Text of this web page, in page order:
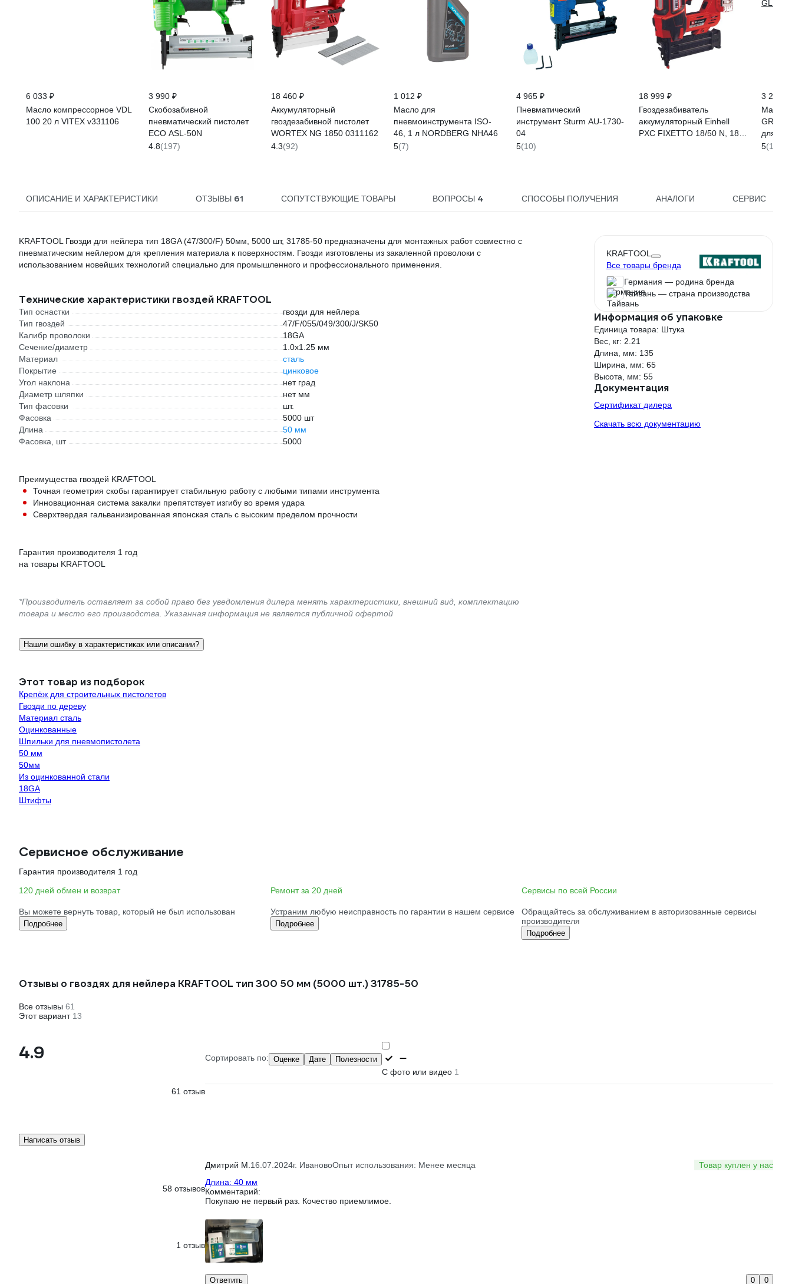
6 033 ₽
Масло компрессорное VDL
100 20 л VITEX v331106
3 990 ₽
Скобозабивной
пневматический пистолет
ECO ASL-50N
4.8(197)
18 460 ₽
Аккумуляторный
гвоздезабивной пистолет
WORTEX NG 1850 0311162
4.3(92)
1 012 ₽
Масло для
пневмоинструмента ISO-
46, 1 л NORDBERG NHA46
5(7)
4 965 ₽
Пневматический
инструмент Sturm AU-1730-
04
5(10)
18 999 ₽
Гвоздезабиватель
аккумуляторный Einhell
PXC FIXETTO 18/50 N, 18
3 278 ₽
Масло
для
5(1)
ОПИСАНИЕ И ХАРАКТЕРИСТИКИ ОТЗЫВЫ 61 СОПУТСТВУЮЩИЕ ТОВАРЫ ВОПРОСЫ 4 СПОСОБЫ ПОЛУЧЕНИЯ АНАЛОГИ СЕРВИС
KRAFTOOL Гвозди для нейлера тип 18GA (47/300/F) 50мм, 5000 шт, 31785-50 предназначены для монтажных работ совместно с
пневматическим нейлером для крепления материала к поверхностям. Гвозди изготовлены из закаленной проволоки с
использованием новейших технологий специально для промышленного и профессионального применения.
Технические характеристики гвоздей KRAFTOOL
Тип оснастки
гвозди для нейлера
Тип гвоздей
47/F/055/049/300/J/SK50
Калибр проволоки
18GA
Сечение/диаметр
1.0х1.25 мм
Материал
сталь
Покрытие
цинковое
Угол наклона
нет град
Диаметр шляпки
нет мм
Тип фасовки
шт.
Фасовка
5000 шт
Длина
50 мм
Фасовка, шт
5000
Преимущества гвоздей KRAFTOOL
Точная геометрия скобы гарантирует стабильную работу с любыми типами инструмента
Инновационная система закалки препятствует изгибу во время удара
Сверхтвердая гальванизированная японская сталь с высоким пределом прочности
Гарантия производителя 1 год
на товары KRAFTOOL
*Производитель оставляет за собой право без уведомления дилера менять характеристики, внешний вид, комплектацию
товара и место его производства. Указанная информация не является публичной офертой
Нашли ошибку в характеристиках или описании?
KRAFTOOL
Все товары бренда
Германия — родина бренда
Тайвань — страна производства
Информация об упаковке
Единица товара: Штука
Вес, кг: 2.21
Длина, мм: 135
Ширина, мм: 65
Высота, мм: 55
Документация
Сертификат дилера
Скачать всю документацию
Этот товар из подборок
Крепёж для строительных пистолетов
Гвозди по дереву
Материал сталь
Оцинкованные
Шпильки для пневмопистолета
50 мм
50мм
Из оцинкованной стали
18GA
Штифты
Сервисное обслуживание
Гарантия производителя 1 год
120 дней обмен и возврат
Вы можете вернуть товар, который не был использован
Подробнее
Ремонт за 20 дней
Устраним любую неисправность по гарантии в нашем сервисе
Подробнее
Сервисы по всей России
Обращайтесь за обслуживанием в авторизованные сервисы
производителя
Подробнее
Отзывы о гвоздях для нейлера KRAFTOOL тип 300 50 мм (5000 шт.) 31785-50
Все отзывы 61
Этот вариант 13
4.9
61 отзыв
Написать отзыв
58 отзывов
1 отзыв
Сортировать по: Оценке Дате Полезности
С фото или видео 1
Дмитрий М. 16.07.2024г. ИвановоОпыт использования: Менее месяца
Товар куплен у нас
Длина: 40 мм
Комментарий:
Покупаю не первый раз. Кочество приемлимое.
Ответить 0 0